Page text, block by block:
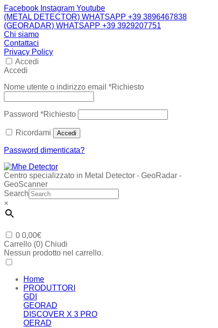
Facebook Instagram Youtube
(METAL DETECTOR) WHATSAPP +39 3896467838
(GEORADAR) WHATSAPP +39 3929207751
Chi siamo
Contattaci
Privacy Policy
Accedi
Accedi
Nome utente o indirizzo email *Richiesto
Password *Richiesto
Ricordami Accedi
Password dimenticata?
Centro specializzato in Metal Detector - GeoRadar -
GeoScanner
Search
×
0 0,00€
Carrello (0) Chiudi
Nessun prodotto nel carrello.
Home
PRODUTTORI
GDI
GEORAD
DISCOVER X 3 PRO
OERAD